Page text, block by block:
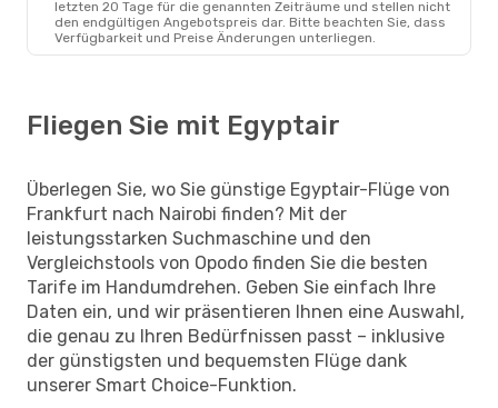
letzten 20 Tage für die genannten Zeiträume und stellen nicht
den endgültigen Angebotspreis dar. Bitte beachten Sie, dass
Verfügbarkeit und Preise Änderungen unterliegen.
Fliegen Sie mit Egyptair
Überlegen Sie, wo Sie günstige Egyptair-Flüge von
Frankfurt nach Nairobi finden? Mit der
leistungsstarken Suchmaschine und den
Vergleichstools von Opodo finden Sie die besten
Tarife im Handumdrehen. Geben Sie einfach Ihre
Daten ein, und wir präsentieren Ihnen eine Auswahl,
die genau zu Ihren Bedürfnissen passt – inklusive
der günstigsten und bequemsten Flüge dank
unserer Smart Choice-Funktion.